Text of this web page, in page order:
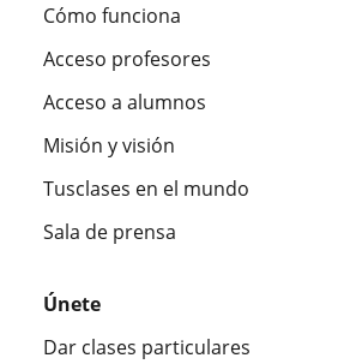
Cómo funciona
Acceso profesores
Acceso a alumnos
Misión y visión
Tusclases en el mundo
Sala de prensa
Únete
Dar clases particulares